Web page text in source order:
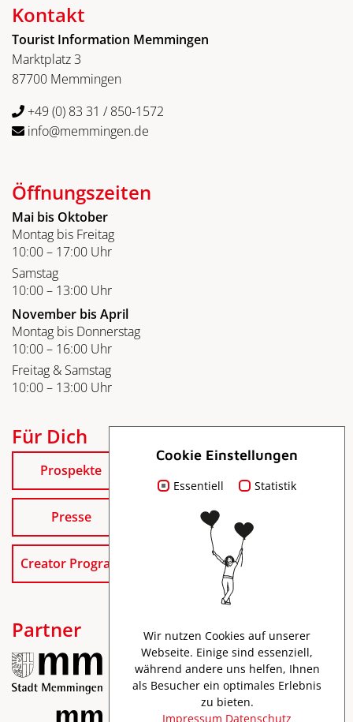
Kontakt
Tourist Information Memmingen
Marktplatz 3
87700 Memmingen
+49 (0) 83 31 / 850-1572
info@memmingen.de
Öffnungszeiten
Mai bis Oktober
Montag bis Freitag
10:00 – 17:00 Uhr
Samstag
10:00 – 13:00 Uhr
November bis April
Montag bis Donnerstag
10:00 – 16:00 Uhr
Freitag & Samstag
10:00 – 13:00 Uhr
Für Dich
Prospekte
Presse
Creator Program
Partner
Cookie Einstellungen
Essentiell Statistik
Wir nutzen Cookies auf unserer
Webseite. Einige sind essenziell,
während andere uns helfen, Ihnen
als Besucher ein optimales Erlebnis
zu bieten.
Impressum Datenschutz